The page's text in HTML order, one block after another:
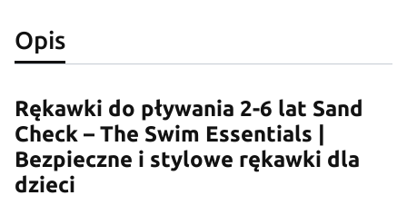
Opis
Rękawki do pływania 2-6 lat Sand
Check – The Swim Essentials |
Bezpieczne i stylowe rękawki dla
dzieci